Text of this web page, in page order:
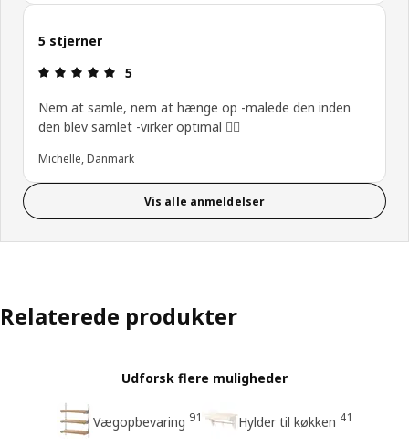
5 stjerner
Anmeldelse: 5 Ud af 5 Stjerner.
5
Nem at samle, nem at hænge op -malede den inden
den blev samlet -virker optimal 👍🏼
Michelle, Danmark
Vis alle anmeldelser
Relaterede produkter
Udforsk flere muligheder
Vægopbevaring 91 Hylder til køkken 41